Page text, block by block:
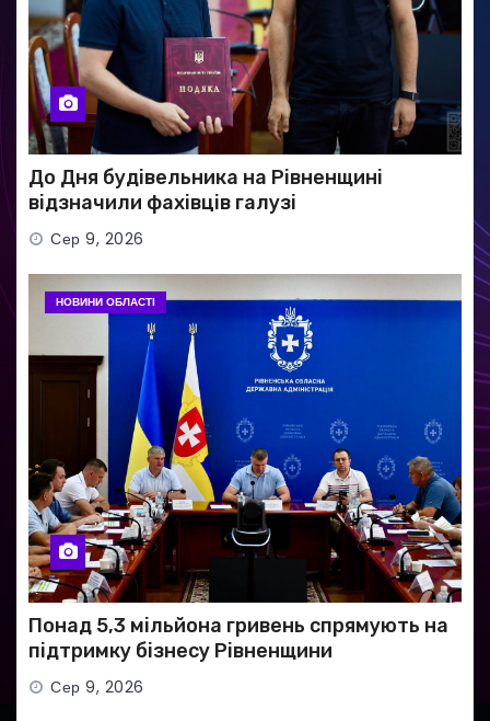
До Дня будівельника на Рівненщині
відзначили фахівців галузі
Сер 9, 2026
НОВИНИ ОБЛАСТІ
Понад 5,3 мільйона гривень спрямують на
підтримку бізнесу Рівненщини
Сер 9, 2026